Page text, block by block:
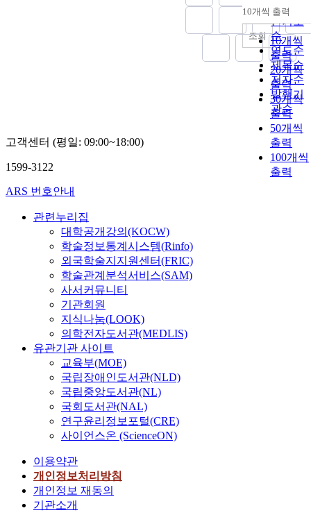
sewage
treatment
plants is to be
performed
effectively and
efficiently, and
to be
monitored and
evaluated
periodically
the general
public, the
순
인기도
순
연도순
제목순
저자순
발행기
관순
내림차
10개씩 출력
10개씩
출력
20개씩
출력
30개씩
출력
50개씩
출력
100개씩
출력
조회
고객센터 (평일: 09:00~18:00)
1599-3122
ARS 번호안내
관련누리집
대학공개강의(KOCW)
학술정보통계시스템(Rinfo)
외국학술지지원센터(FRIC)
학술관계분석서비스(SAM)
사서커뮤니티
기관회원
지식나눔(LOOK)
의학전자도서관(MEDLIS)
유관기관 사이트
교육부(MOE)
국립장애인도서관(NLD)
국립중앙도서관(NL)
국회도서관(NAL)
연구윤리정보포털(CRE)
사이언스온 (ScienceON)
이용약관
개인정보처리방침
개인정보 재동의
기관소개